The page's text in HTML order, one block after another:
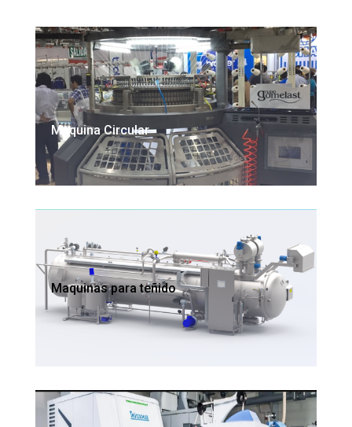
Maquina Circular
Maquinas para teñido